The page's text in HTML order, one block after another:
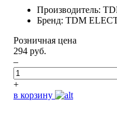
Производитель:
Бренд: TDM
Розничная цена
294 руб.
–
+
в корзину